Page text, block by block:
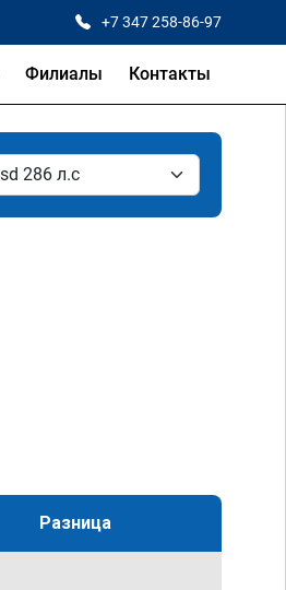
+7 347 258-86-97
Филиалы Контакты
Разница